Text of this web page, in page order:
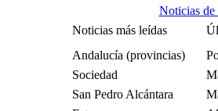
Noticias de
Noticias más leídas
Andalucía (provincias)
Sociedad
San Pedro Alcántara